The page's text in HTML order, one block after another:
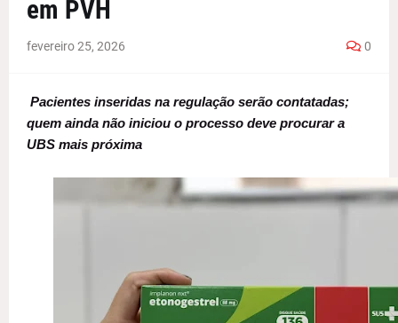
em PVH
fevereiro 25, 2026 0
Pacientes inseridas na regulação serão contatadas;
quem ainda não iniciou o processo deve procurar a
UBS mais próxima